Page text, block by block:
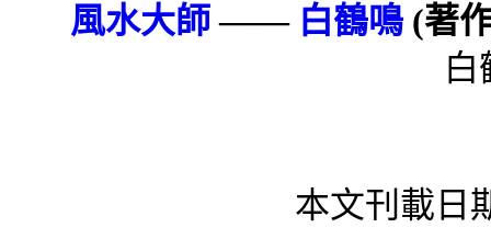
風水大師—— 白鶴鳴(著
本文刊載日